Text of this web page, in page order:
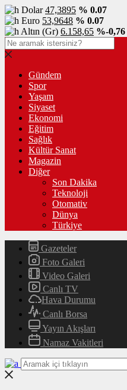
Dolar47,3895 % 0.07
Euro 53,9648 % 0.07
Altın (Gr) 6.158,65 %-0,76
Gündem
Spor
Yaşam
Siyaset
Ekonomi
Eğitim
Sağlık
Kültür Sanat
Magazin
Diğer
Son Dakika
Teknoloji
Otomativ
Dünya
Türkiye
Gazeteler
Foto Galeri
Video Galeri
Canlı TV
Hava Durumu
Canlı Borsa
Yayın Akışları
Namaz Vakitleri